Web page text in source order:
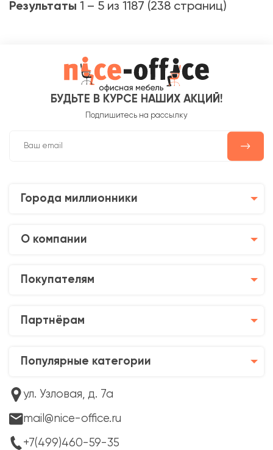
Результаты 1 – 5 из 1187 (238 страниц)
БУДЬТЕ В КУРСЕ НАШИХ АКЦИЙ!
Подпишитесь на рассылку
Города миллионники
О компании
Покупателям
Партнёрам
Популярные категории
ул. Узловая, д. 7а
mail@nice-office.ru
+7(499)460-59-35